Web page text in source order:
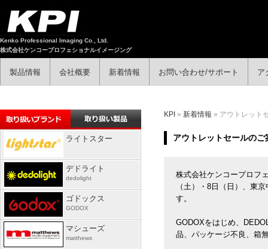
Kenko Professional Imaging Co., Ltd.
株式会社ケンコープロフェショナルイメージング
製品情報 会社概要 新着情報 お問い合わせ/サポート ア
KPI » 新着情報 » アウトレット
アウトレットセールの
株式会社ケンコープロフ
（土）・8日（日）、東
す。
GODOXをはじめ、
品、パッケージ不良、箱
ライトスター
デドライト
dedolight
ゴドックス
GODOX
マシューズ
matthews